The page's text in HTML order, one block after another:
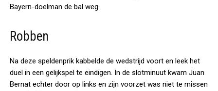
Bayern-doelman de bal weg.
Robben
Na deze speldenprik kabbelde de wedstrijd voort en leek het
duel in een gelijkspel te eindigen. In de slotminuut kwam Juan
Bernat echter door op links en zijn voorzet was niet te missen